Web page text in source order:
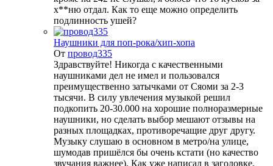
х**ню отдал. Как то еще можно определить
подлинность ушей?
Наушники для поп-рока/хип-хопа
От провод335
Здравствуйте! Никогда с качественными
наушниками дел не имел и пользовался
преимущественно затычками от Сяоми за 2-3
тысячи. В силу увлечения музыкой решил
подкопить 20-30.000 на хорошие полноразмерные
наушники, но сделать выбор мешают отзывы на
разных площадках, противоречащие друг другу.
Музыку слушаю в основном в метро/на улице,
шумодав пришёлся бы очень кстати (но качество
звучания важнее). Как уже написал в заголовке,